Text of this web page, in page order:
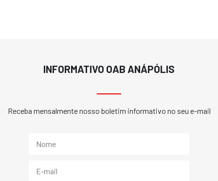
INFORMATIVO OAB ANÁPÓLIS
Receba mensalmente nosso boletim informativo no seu e-mail